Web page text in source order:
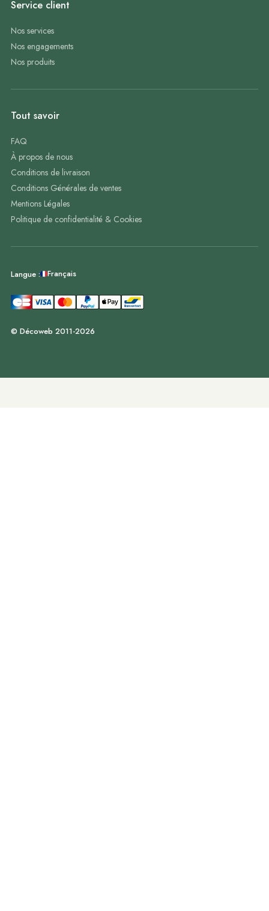
Service client
Nos services
Nos engagements
Nos produits
Tout savoir
FAQ
À propos de nous
Conditions de livraison
Conditions Générales de ventes
Mentions Légales
Politique de confidentialité & Cookies
Langue : Français
© Décoweb 2011-2026